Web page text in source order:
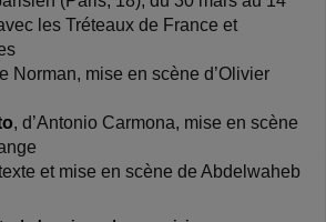
les Tréteaux de France et
Norman, mise en scène d’Olivier
, d’Antonio Carmona, mise en scène
et mise en scène de Abdelwaheb